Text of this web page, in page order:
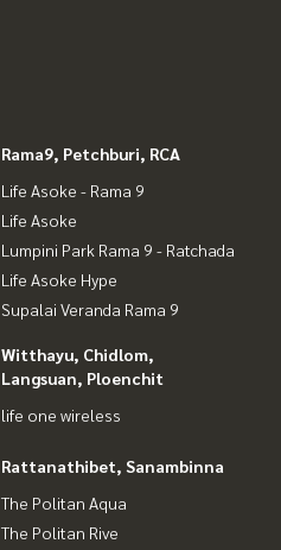
Rama9, Petchburi, RCA
Life Asoke - Rama 9
Life Asoke
Lumpini Park Rama 9 - Ratchada
Life Asoke Hype
Supalai Veranda Rama 9
Witthayu, Chidlom,
Langsuan, Ploenchit
life one wireless
Rattanathibet, Sanambinna
The Politan Aqua
The Politan Rive